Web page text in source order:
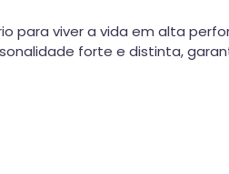
para viver a vida em alta
forte e distinta,